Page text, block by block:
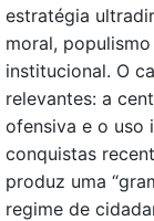
estratégia
moral,
institucional. O
relevantes: a
ofensiva e o uso
conquistas
produz uma
regime de